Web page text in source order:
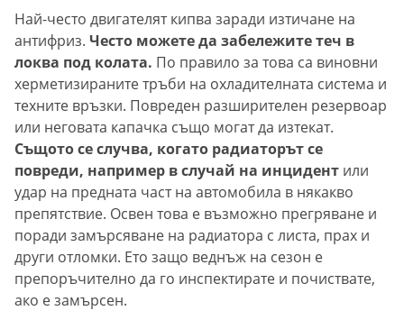
Най-често двигателят кипва заради изтичане на
антифриз. Често можете да забележите теч в
локва под колата. По правило за това са виновни
херметизираните тръби на охладителната система и
техните връзки. Повреден разширителен резервоар
или неговата капачка също могат да изтекат.
Същото се случва, когато радиаторът се
повреди, например в случай на инцидент или
удар на предната част на автомобила в някакво
препятствие. Освен това е възможно прегряване и
поради замърсяване на радиатора с листа, прах и
други отломки. Ето защо веднъж на сезон е
препоръчително да го инспектирате и почиствате,
ако е замърсен.